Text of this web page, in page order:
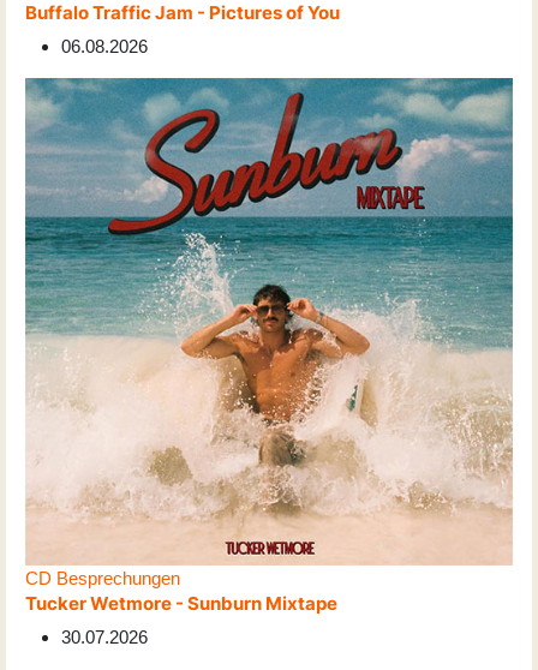
Buffalo Traffic Jam - Pictures of You
06.08.2026
CD Besprechungen
Tucker Wetmore - Sunburn Mixtape
30.07.2026